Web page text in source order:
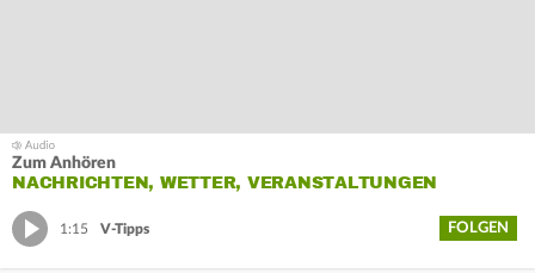
Zum Anhören
NACHRICHTEN, WETTER, VERANSTALTUNGEN
1:15 V-Tipps FOLGEN